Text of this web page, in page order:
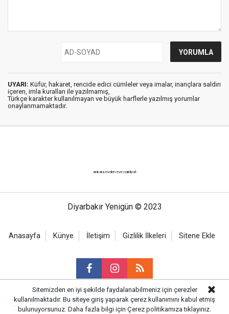
UYARI: Küfür, hakaret, rencide edici cümleler veya imalar, inançlara saldırı
içeren, imla kuralları ile yazılmamış,
Türkçe karakter kullanılmayan ve büyük harflerle yazılmış yorumlar
onaylanmamaktadır.
ankara evden eve nakliyat
Diyarbakır Yenigün © 2023
Anasayfa Künye İletişim Gizlilik İlkeleri Sitene Ekle
Haber Portalı Yazılımı
Sitemizden en iyi şekilde faydalanabilmeniz için çerezler
kullanılmaktadır. Bu siteye giriş yaparak çerez kullanımını kabul etmiş
bulunuyorsunuz. Daha fazla bilgi için Çerez politikamıza tıklayınız.